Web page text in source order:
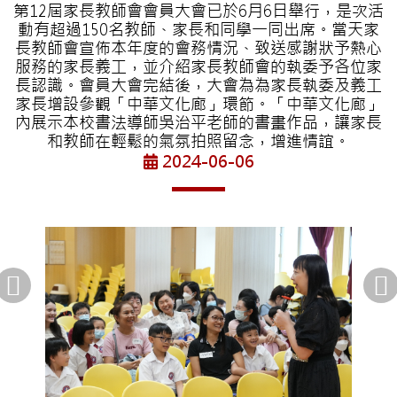
第12屆家長教師會會員大會已於6月6日舉行，是次活
動有超過150名教師、家長和同學一同出席。當天家
長教師會宣佈本年度的會務情況、致送感謝狀予熱心
服務的家長義工，並介紹家長教師會的執委予各位家
長認識。會員大會完結後，大會為為家長執委及義工
家長增設參觀「中華文化廊」環節。「中華文化廊」
內展示本校書法導師吳治平老師的書畫作品，讓家長
和教師在輕鬆的氣氛拍照留念，增進情誼。
2024-06-06